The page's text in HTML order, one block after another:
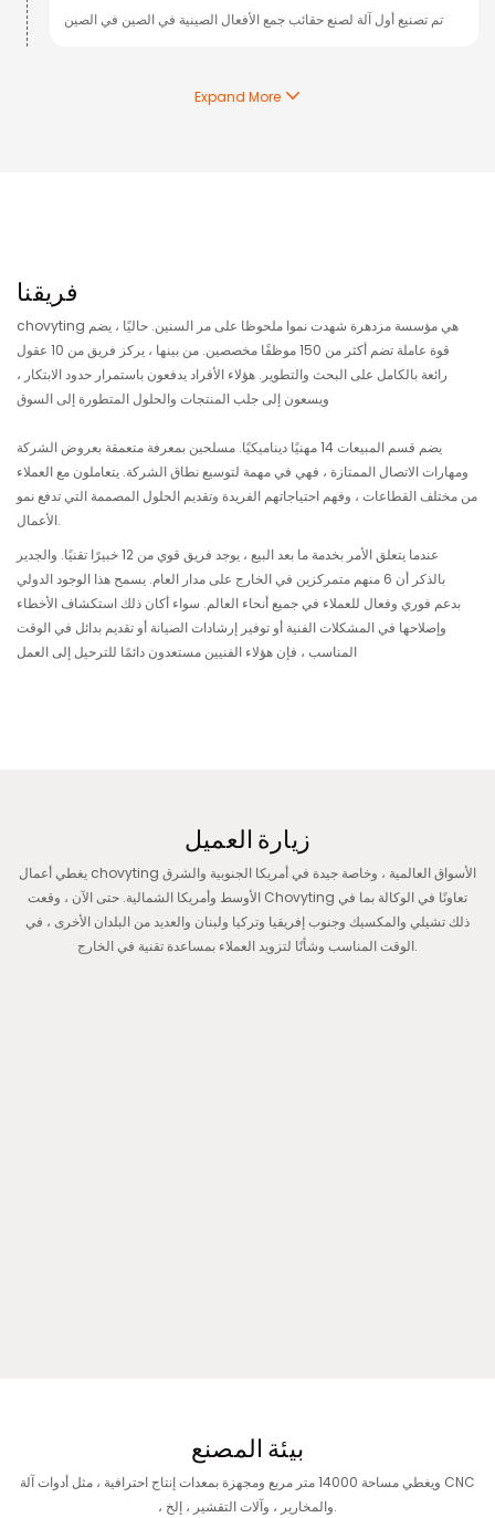
تم تصنيع أول آلة لصنع حقائب جمع الأفعال الصينية في الصين في الصين
Expand More
فريقنا
chovyting هي مؤسسة مزدهرة شهدت نموا ملحوظا على مر السنين. حاليًا ، يضم
قوة عاملة تضم أكثر من 150 موظفًا مخصصين. من بينها ، يركز فريق من 10 عقول
رائعة بالكامل على البحث والتطوير. هؤلاء الأفراد يدفعون باستمرار حدود الابتكار ،
يضم قسم المبيعات 14 مهنيًا ديناميكيًا. مسلحين بمعرفة متعمقة بعروض الشركة
ومهارات الاتصال الممتازة ، فهي في مهمة لتوسيع نطاق الشركة. يتعاملون مع العملاء
من مختلف القطاعات ، وفهم احتياجاتهم الفريدة وتقديم الحلول المصممة التي تدفع نمو
الأعمال.
عندما يتعلق الأمر بخدمة ما بعد البيع ، يوجد فريق قوي من 12 خبيرًا تقنيًا. والجدير
بالذكر أن 6 منهم متمركزين في الخارج على مدار العام. يسمح هذا الوجود الدولي
بدعم فوري وفعال للعملاء في جميع أنحاء العالم. سواء أكان ذلك استكشاف الأخطاء
وإصلاحها في المشكلات الفنية أو توفير إرشادات الصيانة أو تقديم بدائل في الوقت
زيارة العميل
يغطي أعمال chovyting الأسواق العالمية ، وخاصة جيدة في أمريكا الجنوبية والشرق
الأوسط وأمريكا الشمالية. حتى الآن ، وقعت Chovyting تعاونًا في الوكالة بما في
ذلك تشيلي والمكسيك وجنوب إفريقيا وتركيا ولبنان والعديد من البلدان الأخرى ، في
الوقت المناسب وشأنًا لتزويد العملاء بمساعدة تقنية في الخارج.
بيئة المصنع
ويغطي مساحة 14000 متر مربع ومجهزة بمعدات إنتاج احترافية ، مثل أدوات آلة CNC
، والمخارير ، وآلات التقشير ، إلخ.